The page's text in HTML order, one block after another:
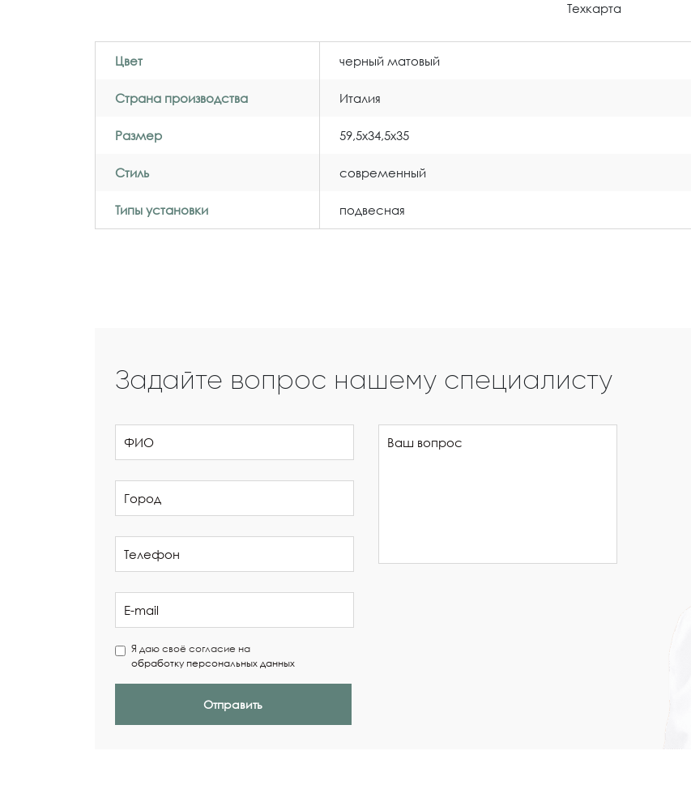
Техкарта
Цвет черный матовый
Страна производства Италия
Размер 59,5x34,5x35
Стиль современный
Типы установки подвесная
Задайте вопрос нашему специалисту
Я даю своё согласие на
обработку персональных данных
Отправить